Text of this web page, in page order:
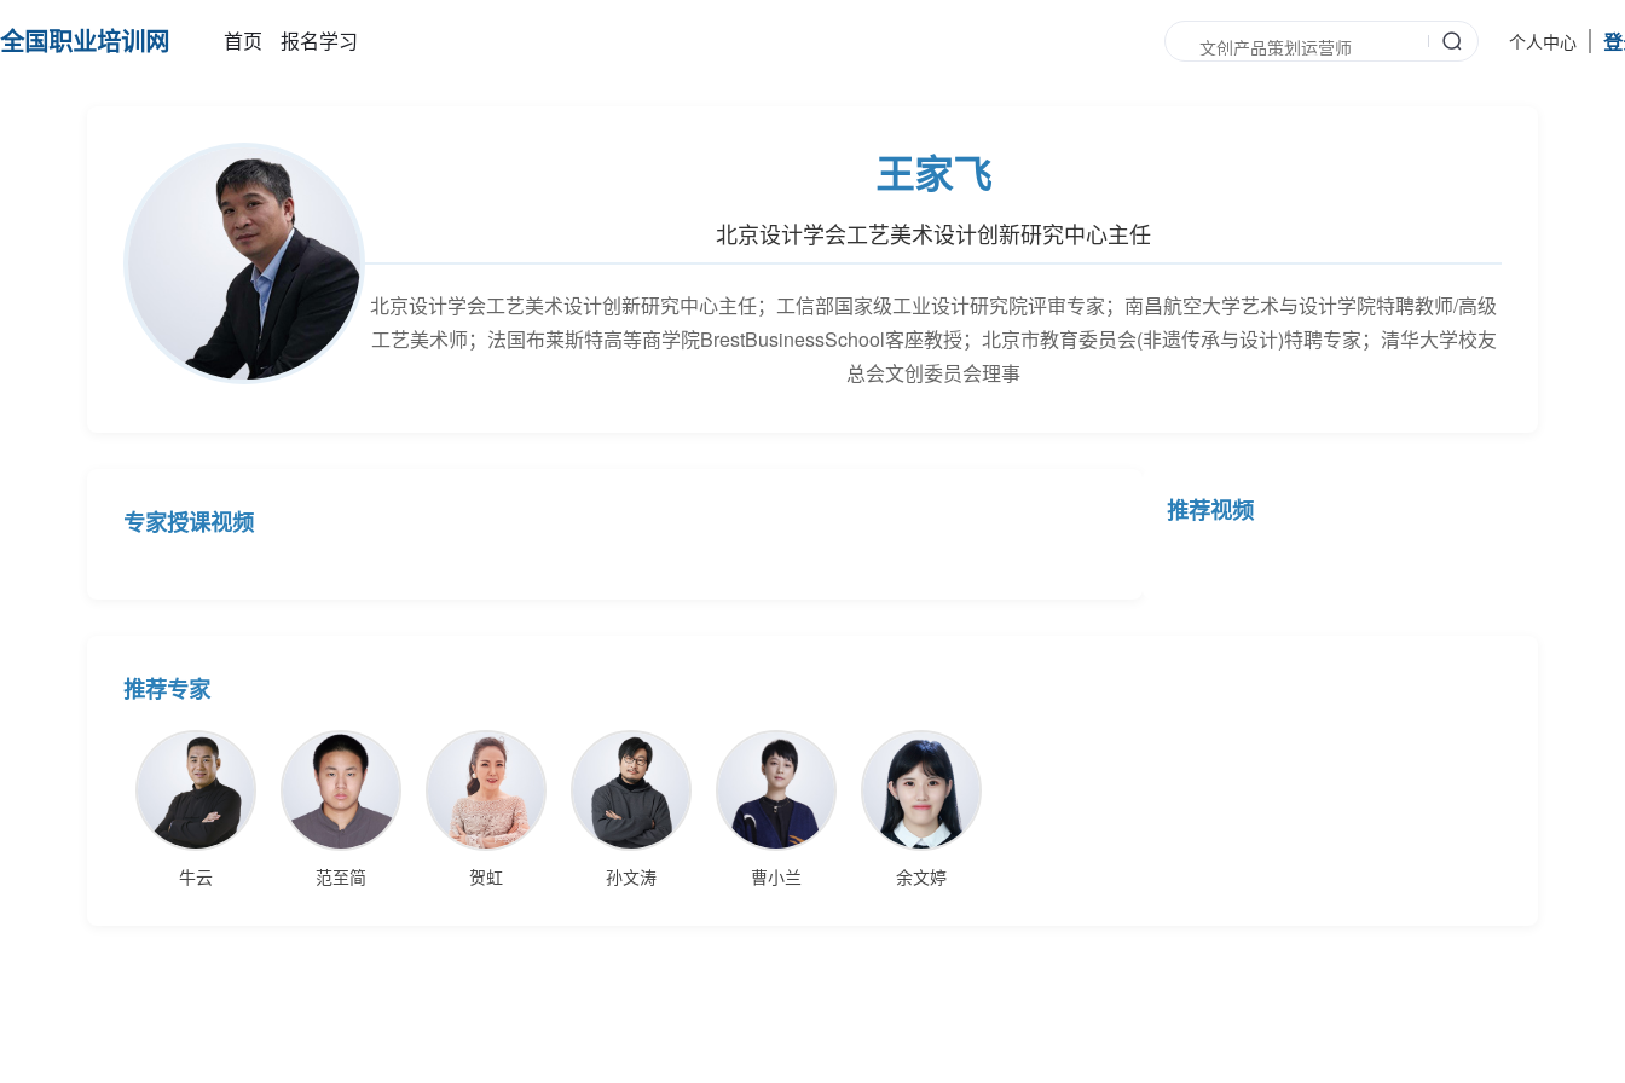
全国职业培训网 首页 报名学习 个人中心
王家飞
北京设计学会工艺美术设计创新研究中心主任
北京设计学会工艺美术设计创新研究中心主任；工信部国家级工业设计研究院评审专家；南昌航空大学艺术与设计学院特聘教师/高级
工艺美术师；法国布莱斯特高等商学院BrestBusinessSchool客座教授；北京市教育委员会(非遗传承与设计)特聘专家；清华大学校友
总会文创委员会理事
专家授课视频 推荐视频
推荐专家
牛云 范至简 贺虹 孙文涛 曹小兰 余文婷